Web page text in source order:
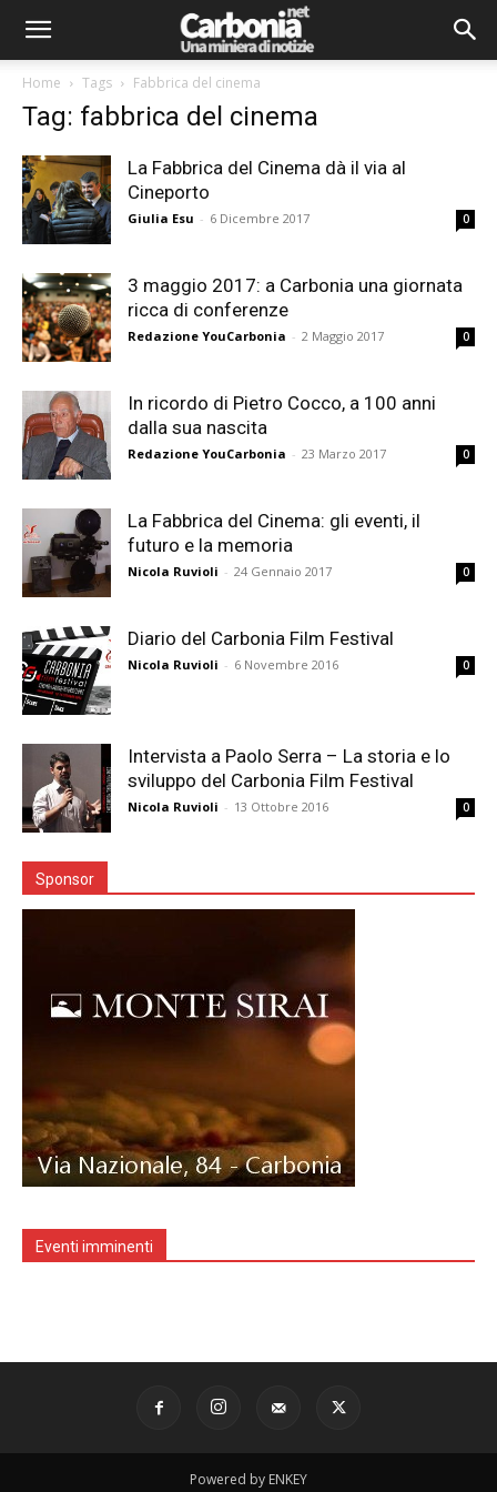
Home Tags Fabbrica del cinema
Tag: fabbrica del cinema
La Fabbrica del Cinema dà il via al
Cineporto
Giulia Esu - 6 Dicembre 2017 0
3 maggio 2017: a Carbonia una giornata
ricca di conferenze
Redazione YouCarbonia - 2 Maggio 2017 0
In ricordo di Pietro Cocco, a 100 anni
dalla sua nascita
Redazione YouCarbonia - 23 Marzo 2017 0
La Fabbrica del Cinema: gli eventi, il
futuro e la memoria
Nicola Ruvioli - 24 Gennaio 2017 0
Diario del Carbonia Film Festival
Nicola Ruvioli - 6 Novembre 2016 0
Intervista a Paolo Serra – La storia e lo
sviluppo del Carbonia Film Festival
Nicola Ruvioli - 13 Ottobre 2016 0
Sponsor
Eventi imminenti
Powered by ENKEY